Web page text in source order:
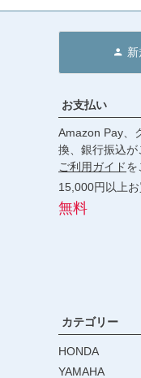
お支払い
Amazon Pay、
換、銀行振込
ご利用ガイドを
15,000円以上
無料
カテゴリー
HONDA
YAMAHA